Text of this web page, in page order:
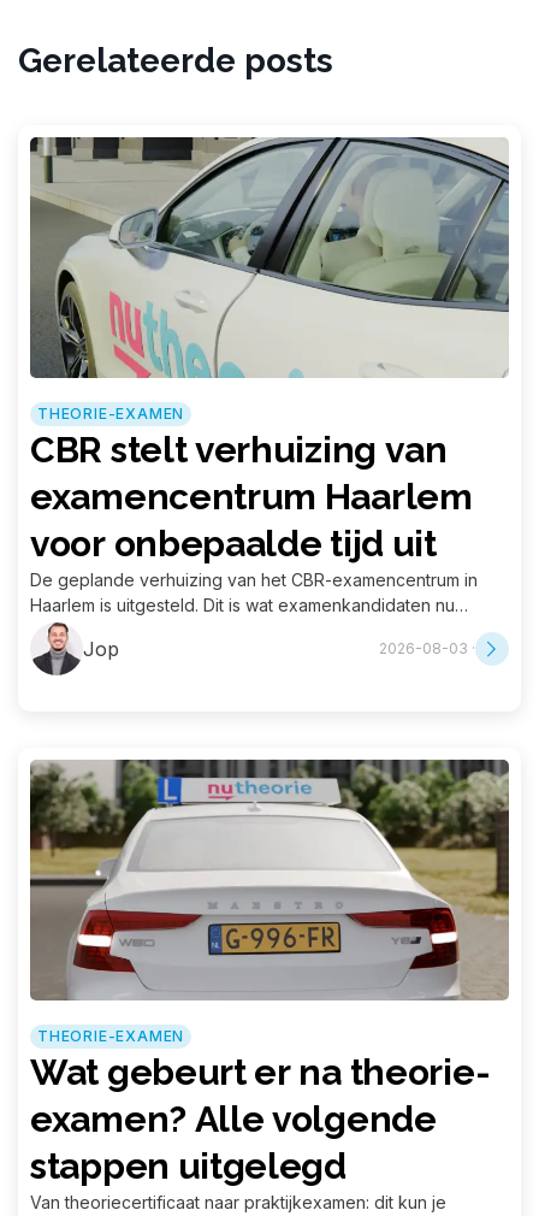
Gerelateerde posts
THEORIE-EXAMEN
CBR stelt verhuizing van
examencentrum Haarlem
voor onbepaalde tijd uit
De geplande verhuizing van het CBR-examencentrum in
Haarlem is uitgesteld. Dit is wat examenkandidaten nu
moeten weten.
Jop 2026-08-03 ·
THEORIE-EXAMEN
Wat gebeurt er na theorie-
examen? Alle volgende
stappen uitgelegd
Van theoriecertificaat naar praktijkexamen: dit kun je